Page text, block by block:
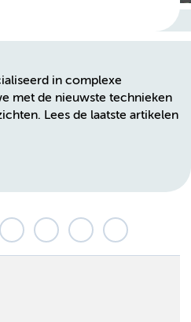
in complexe
met de nieuwste technieken
Lees de laatste artikelen